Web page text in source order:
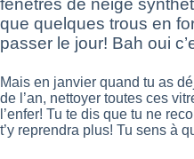
fenêtres de neige
que quelques trous en
passer le jour! Bah oui
Mais en janvier quand tu as
de l’an, nettoyer toutes ces
l’enfer! Tu te dis que tu ne
t’y reprendra plus! Tu sens à